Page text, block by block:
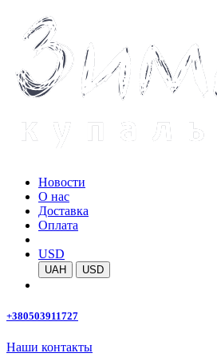
Новости
О нас
Доставка
Оплата
USD
UAH USD
+380503911727
Наши контакты